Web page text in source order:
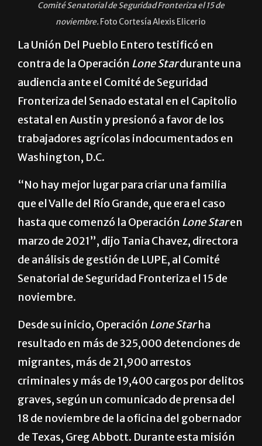
Comité Senatorial de Seguridad Fronteriza el 15 de
noviembre.Foto Cortesía Alexis Elicerio
La Unión Del Pueblo Entero testificó en
contra de la Operación Lone Stardurante una
audiencia ante el Comité de Seguridad
Fronteriza del Senado estatal en el Capitolio
estatal en Austin y presionó a favor de los
trabajadores agrícolas indocumentados en
Washington, D.C.
“No hay mejor lugar para criar una familia
que el Valle del Río Grande, que era el caso
hasta que comenzó la Operación Lone Staren
marzo de 2021”, dijo Tania Chavez, directora
de análisis de gestión de LUPE, al Comité
Senatorial de Seguridad Fronteriza el 15 de
noviembre.
Desde su inicio, Operación Lone Starha
resultado en más de 325,000 detenciones de
migrantes, más de 21,900 arrestos
criminales y más de 19,400 cargos por delitos
graves, según un comunicado de prensa del
18 de noviembre de la oficina del gobernador
de Texas, Greg Abbott. Durante esta misión